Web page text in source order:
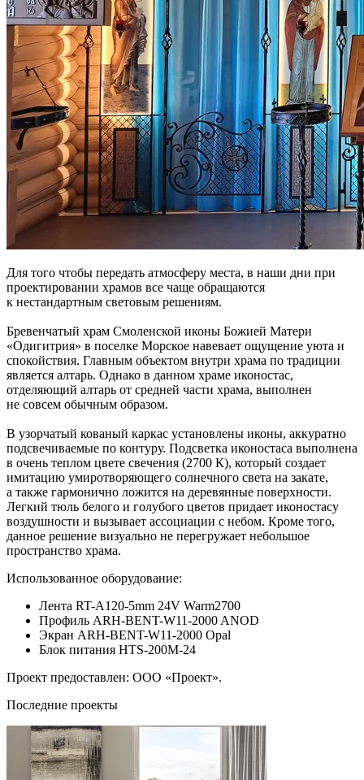
Для того чтобы передать атмосферу места, в наши дни при
проектировании храмов все чаще обращаются
к нестандартным световым решениям.
Бревенчатый храм Смоленской иконы Божией Матери
«Одигитрия» в поселке Морское навевает ощущение уюта и
спокойствия. Главным объектом внутри храма по традиции
является алтарь. Однако в данном храме иконостас,
отделяющий алтарь от средней части храма, выполнен
не совсем обычным образом.
В узорчатый кованый каркас установлены иконы, аккуратно
подсвечиваемые по контуру. Подсветка иконостаса выполнена
в очень теплом цвете свечения (2700 К), который создает
имитацию умиротворяющего солнечного света на закате,
а также гармонично ложится на деревянные поверхности.
Легкий тюль белого и голубого цветов придает иконостасу
воздушности и вызывает ассоциации с небом. Кроме того,
данное решение визуально не перегружает небольшое
пространство храма.
Использованное оборудование:
Лента RT-A120-5mm 24V Warm2700
Профиль ARH-BENT-W11-2000 ANOD
Экран ARH-BENT-W11-2000 Opal
Блок питания HTS-200M-24
Проект предоставлен: ООО «Проект».
Последние проекты